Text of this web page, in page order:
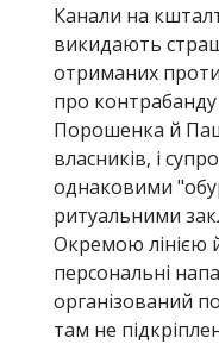
Канали на
викидають
отриманих
про
Порошенка й
власників, і
однаковими
ритуальними
Окремою лінією
персональні
організований
там не